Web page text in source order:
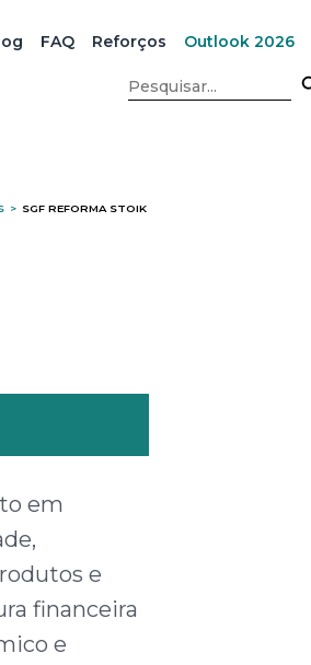
FAQ Reforços Outlook 2026
Search
for:
> SGF REFORMA STOIK
em
e
financeira
e